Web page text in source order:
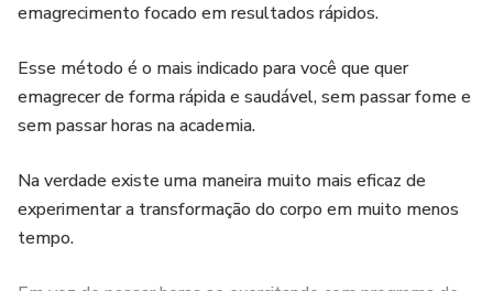
emagrecimento focado em resultados rápidos.
Esse método é o mais indicado para você que quer
emagrecer de forma rápida e saudável, sem passar fome e
sem passar horas na academia.
Na verdade existe uma maneira muito mais eficaz de
experimentar a transformação do corpo em muito menos
tempo.